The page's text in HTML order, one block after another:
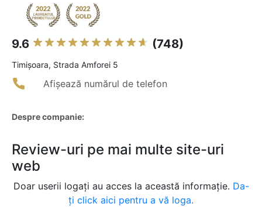
9.6 (748)
Timişoara, Strada Amforei 5
Afișează numărul de telefon
Despre companie:
Review-uri pe mai multe site-uri
web
Doar userii logați au acces la această informație. Da-
ți click aici pentru a vă loga.